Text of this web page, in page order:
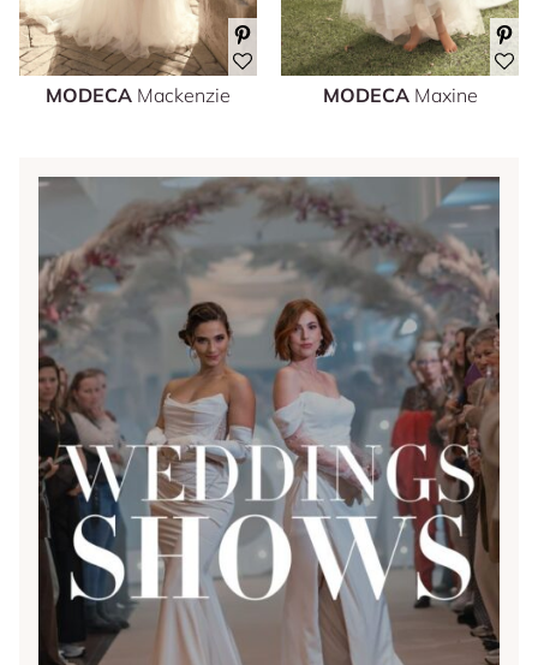
MODECA Mackenzie MODECA Maxine